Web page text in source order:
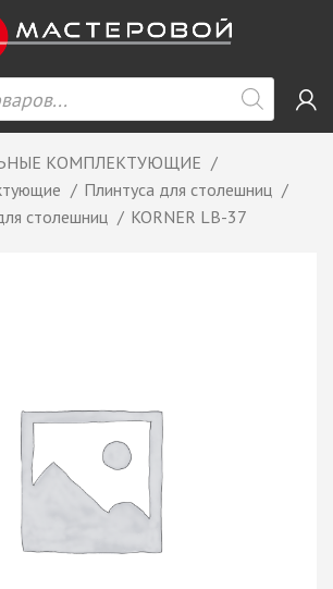
КОМПЛЕКТУЮЩИЕ
Плинтуса для столешниц
столешниц
KORNER LB-37